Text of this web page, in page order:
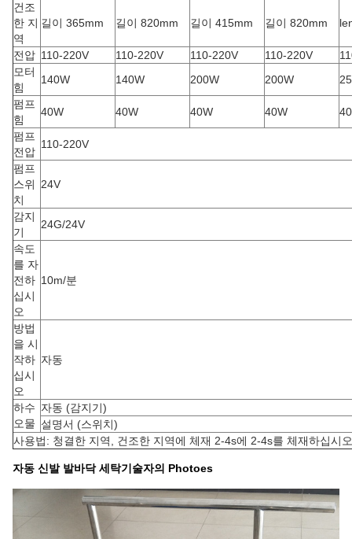
건조
한 지
역
길이 365mm 길이 820mm 길이 415mm 길이 820mm
전압 110-220V 110-220V 110-220V 110-220V
모터
힘
140W 140W 200W 200W
펌프
힘
40W 40W 40W 40W
펌프
전압
110-220V
펌프
스위
치
24V
감지
기
24G/24V
속도
를 자
전하
십시
오
10m/분
방법
을 시
작하
십시
오
자동
하수
오물
자동 (감지기)
설명서 (스위치)
사용법: 청결한 지역, 건조한 지역에 체재 2-4s에 2-4s를 체재하십시오
자동 신발 발바닥 세탁기술자의 Photoes